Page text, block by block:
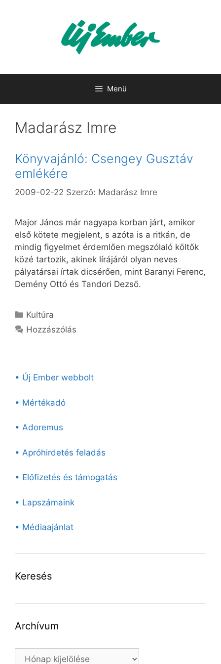
Menü
Madarász Imre
Könyvajánló: Csengey Gusztáv
emlékére
2009-02-22 Szerző: Madarász Imre
Major János már nagyapa korban járt, amikor
első kötete megjelent, s azóta is a ritkán, de
mindig figyelmet érdemlően megszólaló költők
közé tartozik, akinek lírájáról olyan neves
pályatársai írtak dicsérően, mint Baranyi Ferenc,
Demény Ottó és Tandori Dezső.
Kategória
Kultúra
Hozzászólás
• Új Ember webbolt
• Mértékadó
• Adoremus
• Apróhirdetés feladás
• Előfizetés és támogatás
• Lapszámaink
• Médiaajánlat
Keresés
Archívum
Archívum